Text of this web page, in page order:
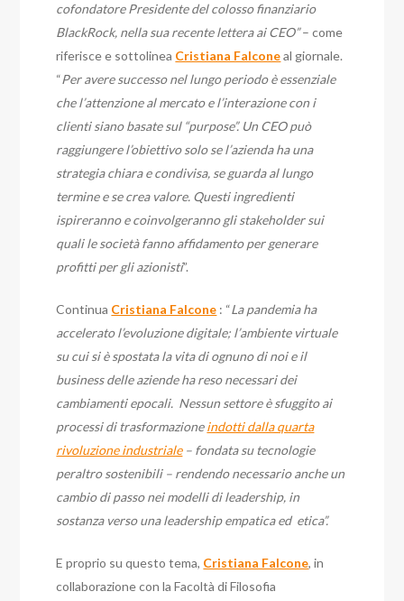
cofondatore Presidente del colosso finanziario
BlackRock, nella sua recente lettera ai CEO”– come
riferisce e sottolinea Cristiana Falconeal giornale.
“Per avere successo nel lungo periodo è essenziale
che l’attenzione al mercato e l’interazione con i
clienti siano basate sul “purpose”. Un CEO può
raggiungere l’obiettivo solo se l’azienda ha una
strategia chiara e condivisa, se guarda al lungo
termine e se crea valore. Questi ingredienti
ispireranno e coinvolgeranno gli stakeholder sui
quali le società fanno affidamento per generare
profitti per gli azionisti”.
Continua Cristiana Falcone : “Lapandemia ha
accelerato l’evoluzione digitale; l’ambiente virtuale
su cui si è spostata la vita di ognuno di noi e il
business delle aziende ha reso necessari dei
cambiamenti epocali. Nessun settore è sfuggito ai
processi di trasformazioneindotti dalla quarta
rivoluzione industriale– fondata su tecnologie
peraltro sostenibili – rendendo necessario anche un
cambio di passo nei modelli di leadership, in
sostanza verso una leadership empatica ed etica”.
E proprio su questo tema, Cristiana Falcone, in
collaborazione con la Facoltà di Filosofia